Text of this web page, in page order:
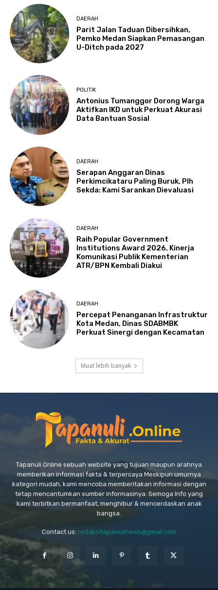
DAERAH
Parit Jalan Taduan Dibersihkan,
Pemko Medan Siapkan Pemasangan
U-Ditch pada 2027
POLITIK
Antonius Tumanggor Dorong Warga
Aktifkan IKD untuk Perkuat Akurasi
Data Bantuan Sosial
DAERAH
Serapan Anggaran Dinas
Perkimcikataru Paling Buruk, Plh
Sekda: Kami Sarankan Dievaluasi
DAERAH
Raih Popular Government
Institutions Award 2026, Kinerja
Komunikasi Publik Kementerian
ATR/BPN Kembali Diakui
DAERAH
Percepat Penanganan Infrastruktur
Kota Medan, Dinas SDABMBK
Perkuat Sinergi dengan Kecamatan
Muat lebih banyak
Tapanuli Online sebuah website yang tujuan maupun arahnya
memberikan informasi fakta & terpercaya Meskipun umurnya
kategori mudah, kami mencoba memberitakan informasi dengan
tetap mencantumkan sumber informasinya. Semoga Info yang
kami terbitkan bermanfaat, menghibur & mencerdaskan anak
bangsa.
Contact us: redaksitapanulinews@gmail.com